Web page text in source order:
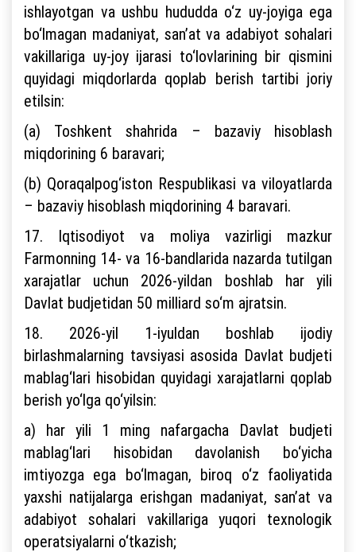
ishlayotgan va ushbu hududda o‘z uy-joyiga ega
bo‘lmagan madaniyat, san’at va adabiyot sohalari
vakillariga uy-joy ijarasi to‘lovlarining bir qismini
quyidagi miqdorlarda qoplab berish tartibi joriy
etilsin:
(a) Toshkent shahrida – bazaviy hisoblash
miqdorining 6 baravari;
(b) Qoraqalpog‘iston Respublikasi va viloyatlarda
– bazaviy hisoblash miqdorining 4 baravari.
17. Iqtisodiyot va moliya vazirligi mazkur
Farmonning 14- va 16-bandlarida nazarda tutilgan
xarajatlar uchun 2026-yildan boshlab har yili
Davlat budjetidan 50 milliard so‘m ajratsin.
18. 2026-yil 1-iyuldan boshlab ijodiy
birlashmalarning tavsiyasi asosida Davlat budjeti
mablag‘lari hisobidan quyidagi xarajatlarni qoplab
berish yo‘lga qo‘yilsin:
a) har yili 1 ming nafargacha Davlat budjeti
mablag‘lari hisobidan davolanish bo‘yicha
imtiyozga ega bo‘lmagan, biroq o‘z faoliyatida
yaxshi natijalarga erishgan madaniyat, san’at va
adabiyot sohalari vakillariga yuqori texnologik
operatsiyalarni o‘tkazish;